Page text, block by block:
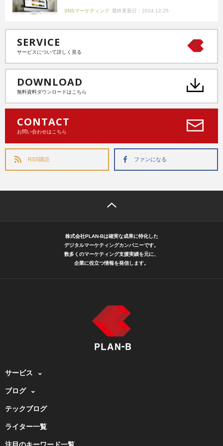
SNSマーケティング 最終更新日：2024.12.25
SERVICE
サービスについて詳しく見る
DOWNLOAD
無料資料ダウンロードはこちら
CONTACT
お問い合わせはこちら
RSS購読 ファンになる
株式会社PLAN-Bは確実な成果に特化した
デジタルマーケティングカンパニーです。
数多くのマーケティング支援実績を元に、
企業に役立つ情報を発信します。
サービス
ブログ
テックブログ
ライター一覧